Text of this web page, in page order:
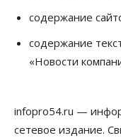
Деньгами будут
инициативное
07 Августа 2026, 11:00
заключили под
07 Августа 2026, 10:15
содержание
содержание
«Новости
infopro54.ru —
сетевое издание.